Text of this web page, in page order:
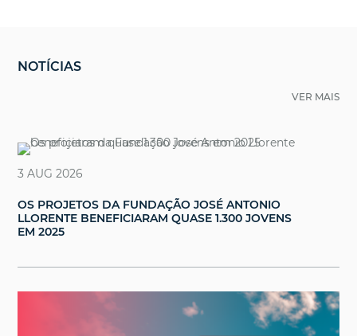
NOTÍCIAS
VER MAIS
3 AUG 2026
OS PROJETOS DA FUNDAÇÃO JOSÉ ANTONIO
LLORENTE BENEFICIARAM QUASE 1.300 JOVENS
EM 2025